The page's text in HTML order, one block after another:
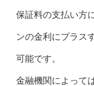
保証料の支払い方
ンの金利にプラス
可能です。
金融機関によって